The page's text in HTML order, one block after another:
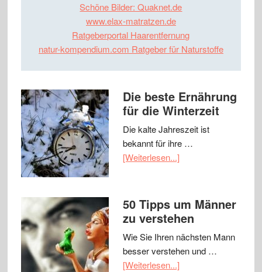
Schöne Bilder: Quaknet.de
www.elax-matratzen.de
Ratgeberportal Haarentfernung
natur-kompendium.com Ratgeber für Naturstoffe
Die beste Ernährung
für die Winterzeit
Die kalte Jahreszeit ist
bekannt für ihre …
[Weiterlesen...]
50 Tipps um Männer
zu verstehen
Wie Sie Ihren nächsten Mann
besser verstehen und …
[Weiterlesen...]